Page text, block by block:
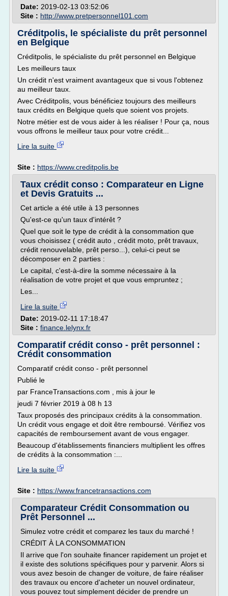
Date: 2019-02-13 03:52:06
Site : http://www.pretpersonnel101.com
Créditpolis, le spécialiste du prêt personnel
en Belgique
Créditpolis, le spécialiste du prêt personnel en Belgique
Les meilleurs taux
Un crédit n'est vraiment avantageux que si vous l'obtenez
au meilleur taux.
Avec Créditpolis, vous bénéficiez toujours des meilleurs
taux crédits en Belgique quels que soient vos projets.
Notre métier est de vous aider à les réaliser ! Pour ça, nous
vous offrons le meilleur taux pour votre crédit...
Lire la suite
Site : https://www.creditpolis.be
Taux crédit conso : Comparateur en Ligne
et Devis Gratuits ...
Cet article a été utile à 13 personnes
Qu'est-ce qu'un taux d'intérêt ?
Quel que soit le type de crédit à la consommation que
vous choisissez ( crédit auto , crédit moto, prêt travaux,
crédit renouvelable, prêt perso...), celui-ci peut se
décomposer en 2 parties :
Le capital, c'est-à-dire la somme nécessaire à la
réalisation de votre projet et que vous empruntez ;
Les...
Lire la suite
Date: 2019-02-11 17:18:47
Site : finance.lelynx.fr
Comparatif crédit conso - prêt personnel :
Crédit consommation
Comparatif crédit conso - prêt personnel
Publié le
par FranceTransactions.com , mis à jour le
jeudi 7 février 2019 à 08 h 13
Taux proposés des principaux crédits à la consommation.
Un crédit vous engage et doit être remboursé. Vérifiez vos
capacités de remboursement avant de vous engager.
Beaucoup d'établissements financiers multiplient les offres
de crédits à la consommation :...
Lire la suite
Site : https://www.francetransactions.com
Comparateur Crédit Consommation ou
Prêt Personnel ...
Simulez votre crédit et comparez les taux du marché !
CRÉDIT À LA CONSOMMATION
Il arrive que l'on souhaite financer rapidement un projet et
il existe des solutions spécifiques pour y parvenir. Alors si
vous avez besoin de changer de voiture, de faire réaliser
des travaux ou encore d'acheter un nouvel ordinateur,
vous pouvez tout simplement décider de prendre un